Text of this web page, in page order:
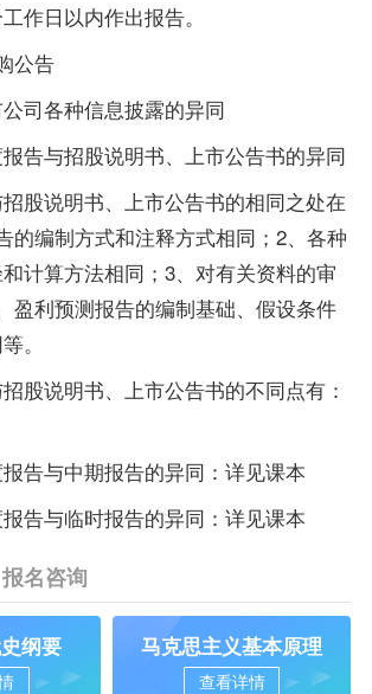
作日以内作出报告。
公告
各种信息披露的异同
与招股说明书、上市公告书的异同
说明书、上市公告书的相同之处在
的编制方式和注释方式相同；2、各种
计算方法相同；3、对有关资料的审
盈利预测报告的编制基础、假设条件
。
说明书、上市公告书的不同点有：
与中期报告的异同：详见课本
与临时报告的异同：详见课本
报名咨询
纲要 马克思主义基本原理
查看详情